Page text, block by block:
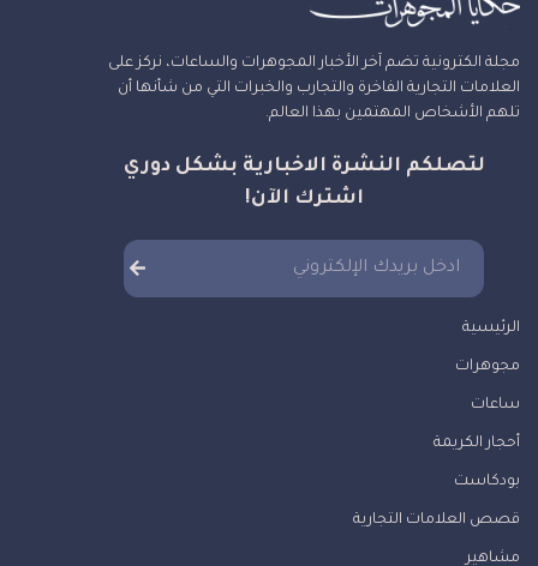
مجلة الكترونية تضم آخر الأخبار المجوهرات والساعات، نركز على
العلامات التجارية الفاخرة والتجارب والخبرات التي من شأنها أن
تلهم الأشخاص المهتمين بهذا العالم.
لتصلكم النشرة الاخبارية بشكل دوري
اشترك الآن!
الرئيسية
مجوهرات
ساعات
أحجار الكريمة
بودكاست
قصص العلامات التجارية
مشاهير